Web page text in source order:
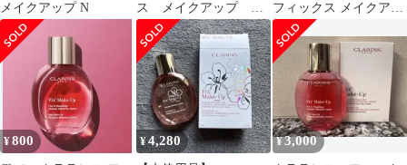
メイクアップ N
ス メイクアップ N
50ml
フィックス メイクアッ
プ N 50ml
¥800 ¥4,280 ¥3,000